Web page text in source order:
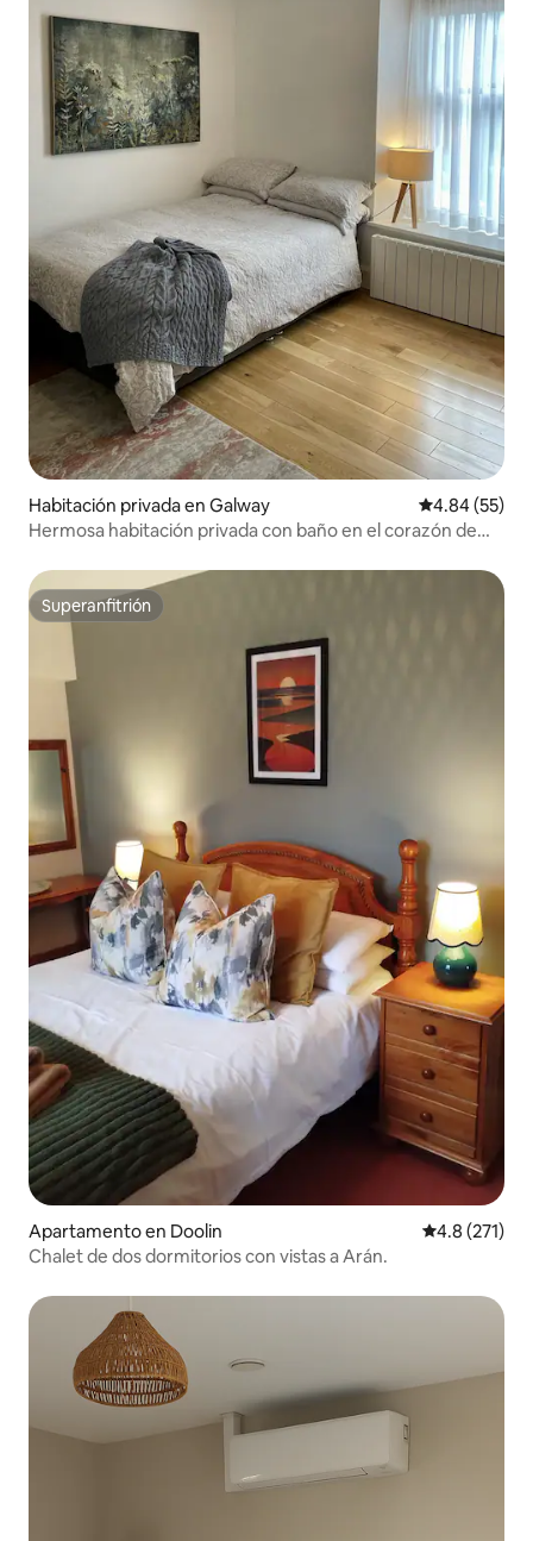
Habitación privada en Galway Calificación
4.84 (55)
Hermosa habitación privada con baño en el corazón de
Superanfitrión
Superanfitrión
Apartamento en Doolin Calificación
4.8 (271)
Chalet de dos dormitorios con vistas a Arán.